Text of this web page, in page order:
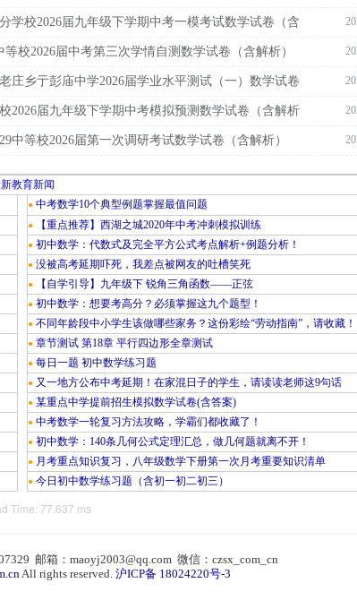
学校2026届九年级下学期中考一模考试数学试卷（含
校2026届中考第三次学情自测数学试卷（含解析）
庄乡亍彭庙中学2026届学业水平测试（一）数学试卷
2026届九年级下学期中考模拟预测数学试卷（含解析
中等校2026届第一次调研考试数学试卷（含解析）
教育新闻
● 中考数学10个典型例题掌握最值问题
● 【重点推荐】西湖之城2020年中考冲刺模拟训练
● 初中数学：代数式及完全平方公式考点解析+例题分析！
● 没被高考延期吓死，我差点被网友的吐槽笑死
● 【自学引导】九年级下 锐角三角函数——正弦
● 初中数学：想要考高分？必须掌握这九个题型！
● 不同年龄段中小学生该做哪些家务？这份彩绘“劳动指南”，请收藏！
● 章节测试 第18章 平行四边形全章测试
● 每日一题 初中数学练习题
● 又一地方公布中考延期！在家混日子的学生，请读读老师这9句话
● 某重点中学提前招生模拟数学试卷(含答案)
● 中考数学一轮复习方法攻略，学霸们都收藏了！
● 初中数学：140条几何公式定理汇总，做几何题就离不开！
● 月考重点知识复习，八年级数学下册第一次月考重要知识清单
● 今日初中数学练习题（含初一初二初三）
Time: 77.637 ms
邮箱：maoyj2003@qq.com 微信：czsx_com_cn
All rights reserved. 沪ICP备 18024220号-3